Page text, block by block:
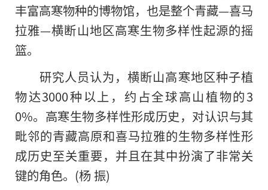
丰富高寒物种的博物馆，也是整个青藏—喜马
拉雅—横断山地区高寒生物多样性起源的摇
篮。
研究人员认为，横断山高寒地区种子植
物达3000种以上，约占全球高山植物的3
0%。高寒生物多样性形成历史，对认识与其
毗邻的青藏高原和喜马拉雅的生物多样性形
成历史至关重要，并且在其中扮演了非常关
键的角色。(杨 振)